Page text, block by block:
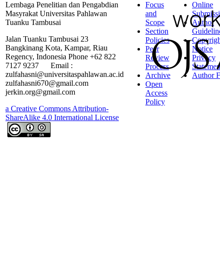
Lembaga Penelitian dan Pengabdian
Masyrakat Universitas Pahlawan
Tuanku Tambusai
Jalan Tuanku Tambusai 23
Bangkinang Kota, Kampar, Riau
Regency, Indonesia Phone +62 822
7127 9237 Email :
zulfahasni@universitaspahlawan.ac.id
zulfahasni670@gmail.com
jerkin.org@gmail.com
a Creative Commons Attribution-
ShareAlike 4.0 International License
Focus
and
Scope
Section
Policies
Peer
Review
Process
Archive
Open
Access
Policy
Online
Author
Notice
Privacy
Author